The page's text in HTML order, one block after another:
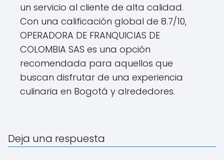
un servicio al cliente de alta calidad.
Con una calificación global de 8.7/10,
OPERADORA DE FRANQUICIAS DE
COLOMBIA SAS es una opción
recomendada para aquellos que
buscan disfrutar de una experiencia
culinaria en Bogotá y alrededores.
Deja una respuesta